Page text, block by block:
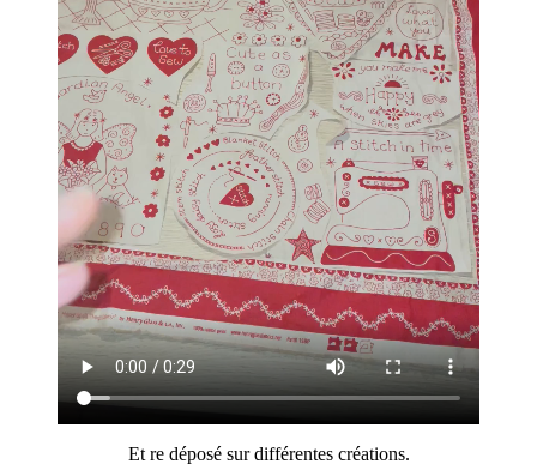
Et re déposé sur différentes créations.